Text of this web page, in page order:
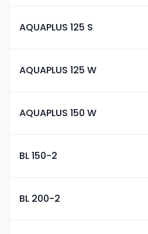
AQUAPLUS 125 S
AQUAPLUS 125 W
AQUAPLUS 150 W
BL 150-2
BL 200-2